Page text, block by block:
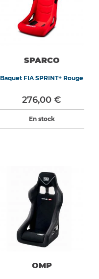
SPARCO
Baquet FIA SPRINT+ Rouge
276,00 €
En stock
OMP